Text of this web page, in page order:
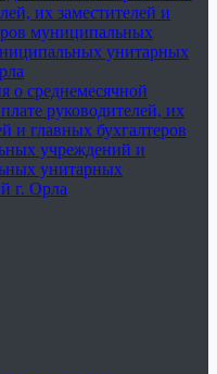
их заместителей и
муниципальных
унитарных
о среднемесячной
руководителей, их
и главных бухгалтеров
учреждений и
унитарных
г. Орла